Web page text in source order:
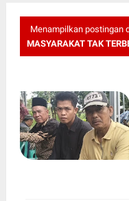
Menampilkan postingan
MASYARAKAT TAK